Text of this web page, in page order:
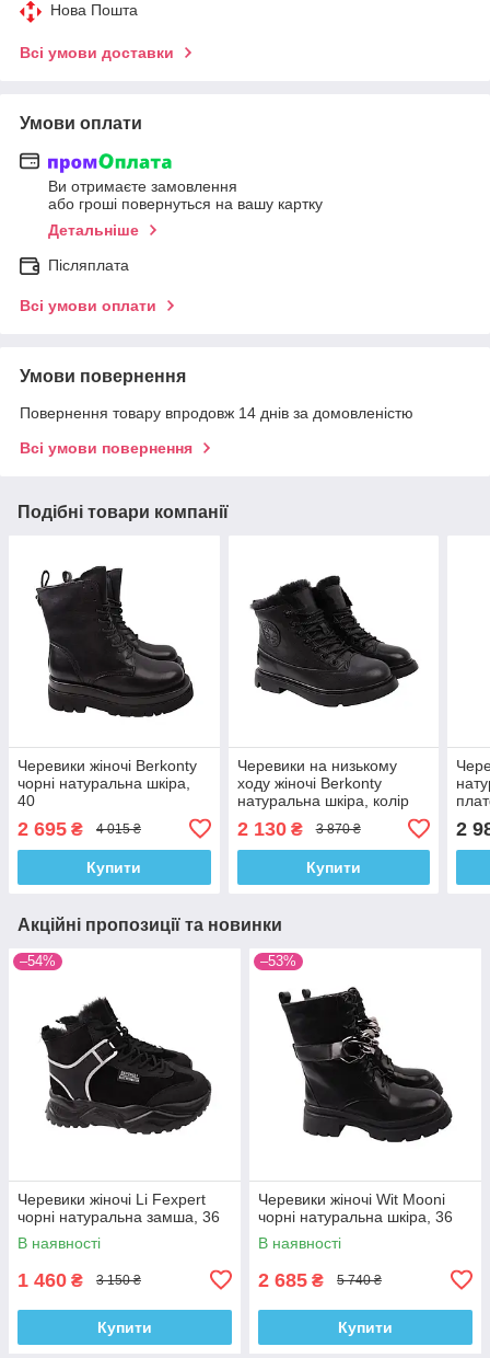
Нова Пошта
Всі умови доставки
Умови оплати
Ви отримаєте замовлення
або гроші повернуться на вашу картку
Детальніше
Післяплата
Всі умови оплати
Умови повернення
Повернення товару впродовж 14 днів за домовленістю
Всі умови повернення
Подібні товари компанії
Черевики жіночі Berkonty
чорні натуральна шкіра,
40
2 695 ₴ 4 015 ₴
Купити
Черевики на низькому
ходу жіночі Berkonty
натуральна шкіра, колір
2 130₴ 3 870 ₴
Купити
2
Акційні пропозиції та новинки
–54%
Черевики жіночі Li Fexpert
чорні натуральна замша, 36
В наявності
1 460 ₴ 3 150 ₴
Купити
–53%
Черевики жіночі Wit Mooni
чорні натуральна шкіра, 36
В наявності
2 685 ₴ 5 740 ₴
Купити